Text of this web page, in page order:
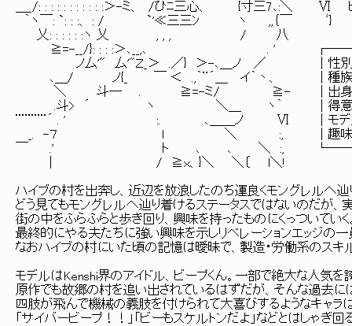
＿_/: : : : : : : : : : :＞-ミ、 /ひﾆ三心、 {寸三7､:＼ Ⅵ
｀ヽ￣: `: : :、 : / `'≪三三ﾝ ヽ ,,｛￣ ﾞ}
乂: : : : : :ヽ 乂 , , , / 八
≧=-__/}: : : :＞､__,､ . '
ノ厶'" 厶'"Ｚ_＞ .／} ＞-､＿ノ
､＿/ ノ{_ ￣ ＜ .,｀¨´＿ イ｀丶、 │種族
＼ 斗― . ≧=-ミ/ ≧- │出身：モングレ
.斗> ´ ヽ ＼＿ ヽ｀ │得意武
¨¨¨¨¨´ . ' :. ､＿＿ノ Ⅵ │
_. -７ l ＼ :, │趣味：
￣ .' ト ､ ､ ＼ :,
| / ≧ｘ、}＼ ＼〔 l＼!
ハイブの村を出奔し、近辺を放浪したのち運良くモングレルへ辿
どう見てもモングレルへ辿り着けるステータスではないのだが、
街の中をふらふらと歩き回り、興味を持ったものにくっついてい
最終的にやる夫たちに強い興味を示しリベレーションエッジの一
なおハイブの村にいた頃の記憶は曖昧で、製造・労働系のスキ
モデルはKenshi界のアイドル、ビープくん。一部で絶大な人気を
原作でも故郷の村を追い出されているはずだが、そんな過去に
四肢が飛んで機械の義肢を付けられて大喜びするようなキャラ
「サイバービープ！！」「ビーもスケルトンだよ」などとはしゃ